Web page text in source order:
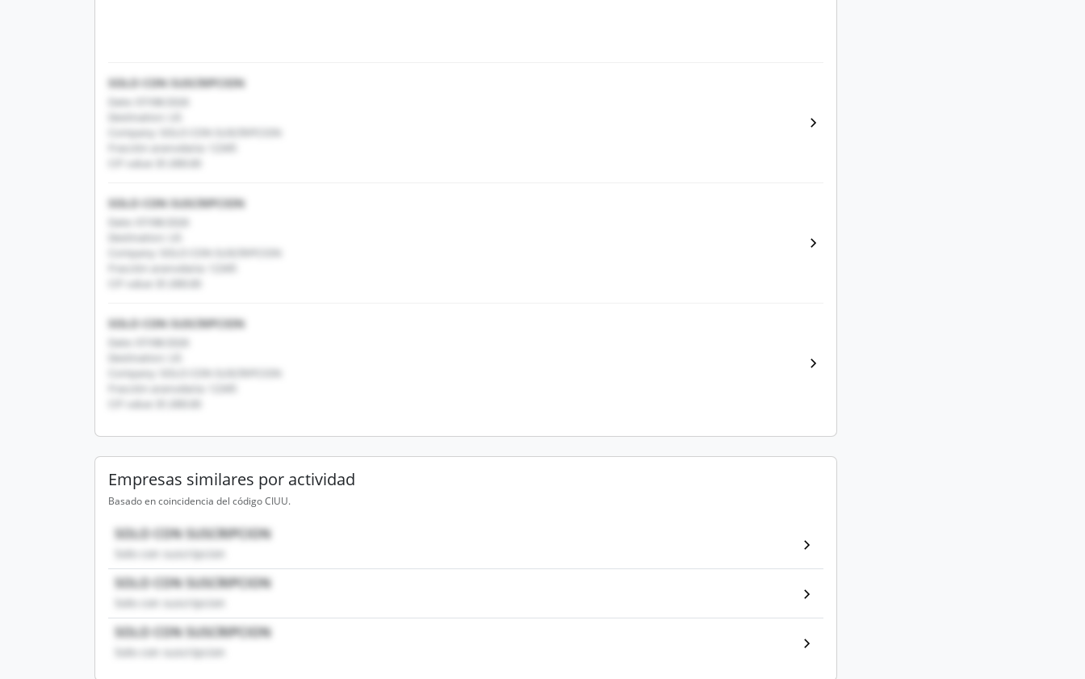
SOLO CON SUSCRIPCION
Date: 07/08/2026
Destination: US
Company: SOLO CON SUSCRIPCION
Fracción arancelaria: 12345
CIF value: $1,000.00
SOLO CON SUSCRIPCION
Date: 07/08/2026
Destination: US
Company: SOLO CON SUSCRIPCION
Fracción arancelaria: 12345
CIF value: $1,000.00
SOLO CON SUSCRIPCION
Date: 07/08/2026
Destination: US
Company: SOLO CON SUSCRIPCION
Fracción arancelaria: 12345
CIF value: $1,000.00
Empresas similares por actividad
Basado en coincidencia del código CIUU.
SOLO CON SUSCRIPCION
Solo con suscripcion
SOLO CON SUSCRIPCION
Solo con suscripcion
SOLO CON SUSCRIPCION
Solo con suscripcion